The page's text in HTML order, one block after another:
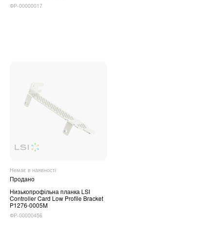
ФР-00000017
Немає в наявності
Продано
Низькопрофільна планка LSI
Controller Card Low Profile Bracket
P1276-0005M
ФР-00000456